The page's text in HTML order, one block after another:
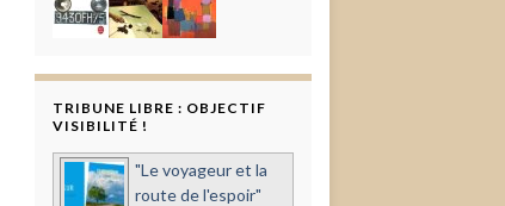
TRIBUNE LIBRE : OBJECTIF
VISIBILITÉ !
"Le voyageur et la
route de l'espoir"